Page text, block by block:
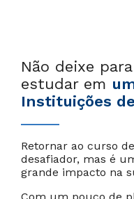
Não deixe
estudar em
Instituições
Retornar ao curso
desafiador, mas é
grande impacto na